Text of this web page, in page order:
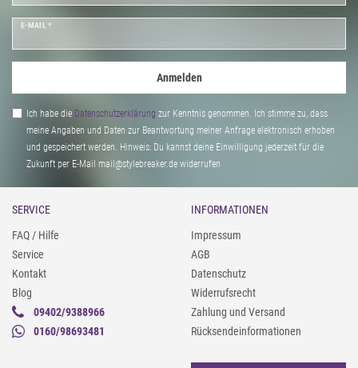
E-MAIL *
Anmelden
Ich habe die Daten­schutz­erklärung zur Kenntnis genommen. Ich stimme zu, dass
meine Angaben und Daten zur Beantwortung meiner Anfrage elektronisch erhoben
und gespeichert werden. Hinweis: Du kannst deine Einwilligung jederzeit für die
Zukunft per E-Mail mail@stylebreaker.de widerrufen
SERVICE
FAQ / Hilfe
Service
Kontakt
Blog
09402/9388966
0160/98693481
INFORMATIONEN
Impressum
AGB
Datenschutz
Widerrufsrecht
Zahlung und Versand
Rücksendeinformationen